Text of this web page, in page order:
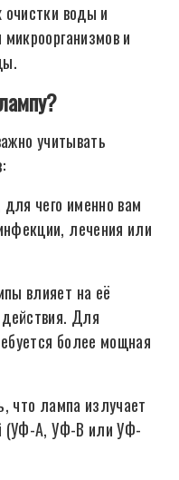
очистки воды и
и
учитывать
чего именно вам
лечения или
влияет на её
Для
более мощная
что лампа излучает
(УФ-А, УФ-В или УФ-